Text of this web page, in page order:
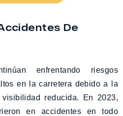
De
enfrentando riesgos
en la carretera debido a la
reducida. En 2023,
en accidentes en todo